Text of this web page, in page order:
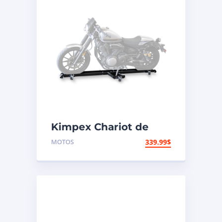
Kimpex Chariot de
moto à profil bas 1250
MOTOS 339.99$